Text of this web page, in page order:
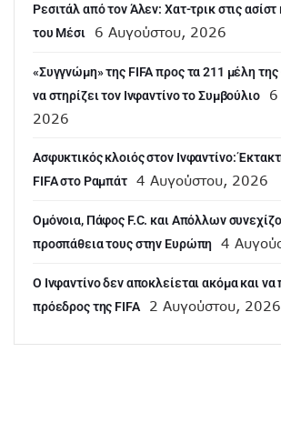
Ρεσιτάλ από τον Άλεν: Χατ-τρικ στις
του Μέσι
6 Αυγούστου, 2026
«Συγγνώμη» της FIFA προς τα 211 μέλη
να στηρίζει τον Ινφαντίνο το Συμβούλιο
6
2026
Ασφυκτικός κλοιός στον Ινφαντίνο:
FIFA στο Ραμπάτ
4 Αυγούστου, 2026
Ομόνοια, Πάφος F.C. και Απόλλων
προσπάθεια τους στην Ευρώπη
4
Ο Ινφαντίνο δεν αποκλείεται ακόμα και να
πρόεδρος της FIFA
2 Αυγούστου, 2026